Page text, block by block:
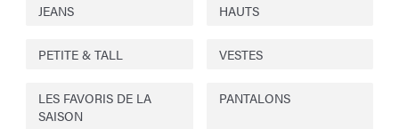
JEANS HAUTS
PETITE & TALL VESTES
LES FAVORIS DE LA
SAISON
PANTALONS